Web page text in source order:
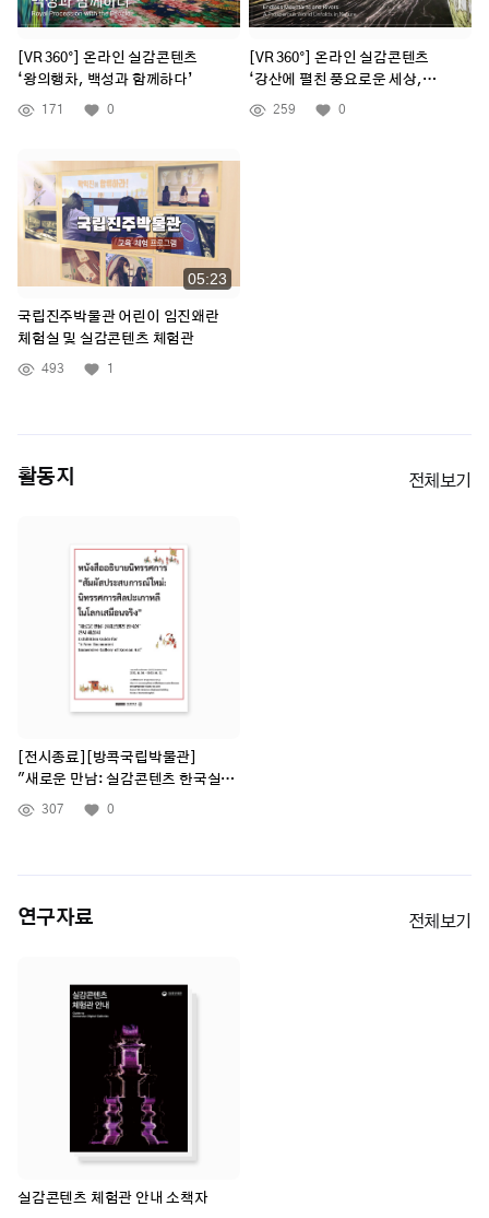
[VR 360°] 온라인 실감콘텐츠
‘왕의행차, 백성과 함께하다’
171 0
[VR 360°] 온라인 실감콘텐츠
‘강산에 펼친 풍요로운 세상,
강산무진도’
259 0
05:23
국립진주박물관 어린이 임진왜란
체험실 및 실감콘텐츠 체험관
493 1
활동지 전체보기
[전시종료][방콕국립박물관]
"새로운 만남: 실감콘텐츠 한국실"
전시해설서
307 0
연구자료 전체보기
실감콘텐츠 체험관 안내 소책자